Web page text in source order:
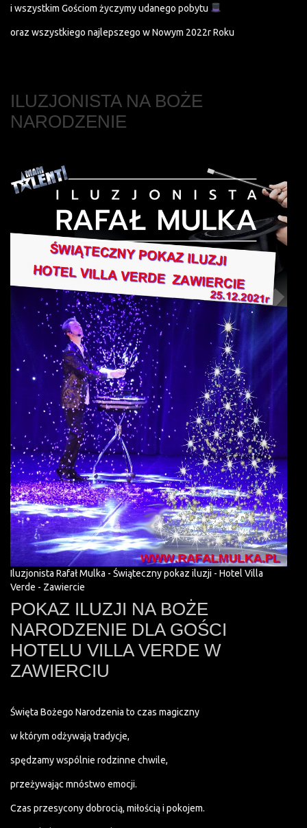
i wszystkim Gościom życzymy udanego pobytu
oraz wszystkiego najlepszego w Nowym 2022r Roku
ILUZJONISTA NA BOŻE
NARODZENIE
Iluzjonista Rafał Mulka - Świąteczny pokaz iluzji - Hotel Villa
Verde - Zawiercie
POKAZ ILUZJI NA BOŻE
NARODZENIE DLA GOŚCI
HOTELU VILLA VERDE W
ZAWIERCIU
Święta Bożego Narodzenia to czas magiczny
w którym odżywają tradycje,
spędzamy wspólnie rodzinne chwile,
przeżywając mnóstwo emocji.
Czas przesycony dobrocią, miłością i pokojem.